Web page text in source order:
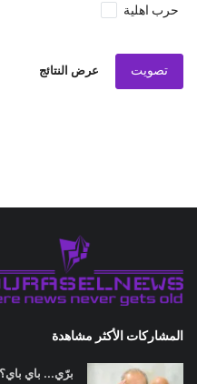
حرب اهلية
تصويت عرض النتائج
المشاركات الأكثر مشاهدة
برّي... باي